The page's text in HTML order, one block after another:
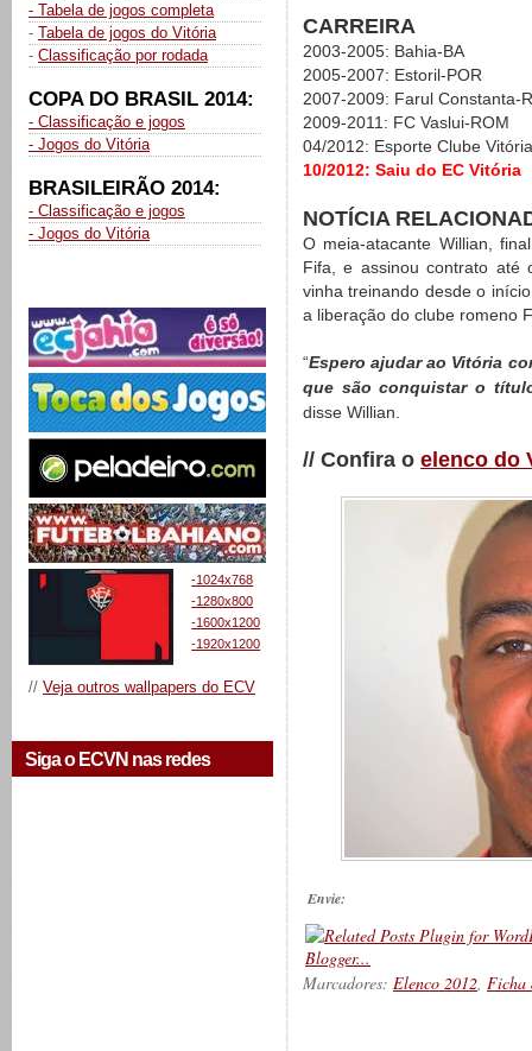
- Tabela de jogos completa
- Tabela de jogos do Vitória
- Classificação por rodada
COPA DO BRASIL 2014:
- Classificação e jogos
- Jogos do Vitória
BRASILEIRÃO 2014:
- Classificação e jogos
- Jogos do Vitória
-1024x768
-1280x800
-1600x1200
-1920x1200
// Veja outros wallpapers do ECV
Siga o ECVN nas redes
CARREIRA
2003-2005: Bahia-BA
2005-2007: Estoril-POR
2007-2009: Farul Constanta-
2009-2011: FC Vaslui-ROM
04/2012: Esporte Clube
10/2012: Saiu do EC Vitória
NOTÍCIA
O meia-atacante Willian,
Fifa, e assinou contrato
vinha treinando desde o
a liberação do clube romeno
“Espero ajudar ao Vitória
que são conquistar o
disse Willian.
// Confira o elenco do
Envie:
Marcadores: Elenco 2012, Ficha